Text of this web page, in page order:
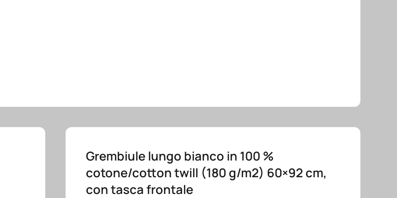
Grembiule lungo bianco in 100 %
cotone/cotton twill (180 g/m2) 60×92 cm,
con tasca frontale